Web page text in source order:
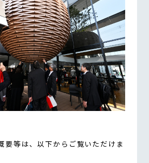
要等は、以下からご覧いただけま